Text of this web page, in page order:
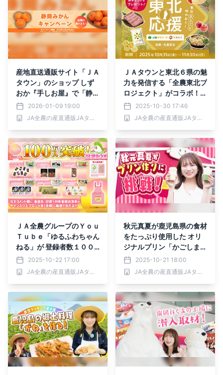
産地直送通販サイト「ＪＡ
タウン」のショップ しず
おか『手しお屋』で「静岡
みかんキャンペーン」を開
催！
2026-01-09 19:00
JA全農の産直通販JAタウン
ＪＡタウンと東北６県の魅
力を発信する「全農東北プ
ロジェクト」がコラボ！
「食べて知って東北応援」
をテーマに購入者限定「東
北六県絆米セット」プレゼ
「ゆるふわたいむ」で秋元
真夏さんの料理配信を展開
2025-10-30 17:46
JA全農の産直通販JAタウン
ＪＡ全農グループのＹｏｕ
Ｔｕｂｅ「ゆるふわちゃん
ねる」が 登録者数１００
万人突破！ＪＡタウンで記
念ＢＯＸを限定販売！ ～
様々なテーマで食と農の魅
2025-10-22 17:00
JA全農の産直通販JAタウン
秋元真夏が鹿児島県の食材
をたっぷり使用した オリ
ジナルプリン「かごしまの
宝箱プリン」を取材！ Ｊ
Ａタウンでも販売開始！
2025-10-21 18:00
JA全農の産直通販JAタウン